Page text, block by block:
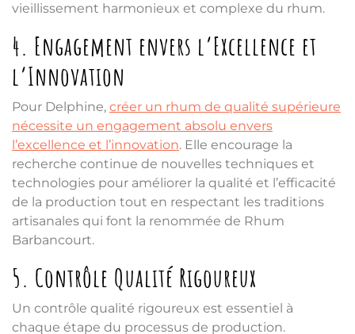
vieillissement harmonieux et complexe du rhum.
4. Engagement envers l’Excellence et
l’Innovation
Pour Delphine, créer un rhum de qualité supérieure
nécessite un engagement absolu envers
l’excellence et l’innovation. Elle encourage la
recherche continue de nouvelles techniques et
technologies pour améliorer la qualité et l’efficacité
de la production tout en respectant les traditions
artisanales qui font la renommée de Rhum
Barbancourt.
5. Contrôle Qualité Rigoureux
Un contrôle qualité rigoureux est essentiel à
chaque étape du processus de production.